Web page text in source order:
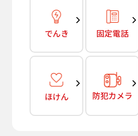
でんき 固定電話
ほけん 防犯カメラ